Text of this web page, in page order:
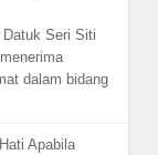
Datuk Seri Siti
dalam bidang
Apabila